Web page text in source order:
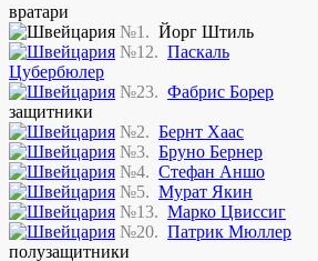
вратари
№1. Йорг Штиль
№12. Паскаль
Цубербюлер
№23. Фабрис Борер
защитники
№2. Бернт Хаас
№3. Бруно Бернер
№4. Стефан Аншо
№5. Мурат Якин
№13. Марко Цвиссиг
№20. Патрик Мюллер
полузащитники